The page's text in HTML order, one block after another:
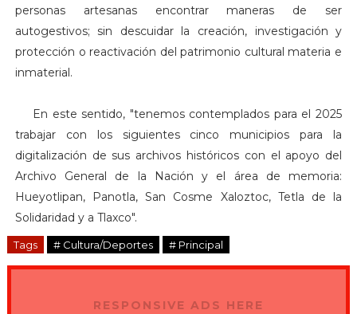
personas artesanas encontrar maneras de ser
autogestivos; sin descuidar la creación, investigación y
protección o reactivación del patrimonio cultural materia e
inmaterial.
En este sentido, "tenemos contemplados para el 2025
trabajar con los siguientes cinco municipios para la
digitalización de sus archivos históricos con el apoyo del
Archivo General de la Nación y el área de memoria:
Hueyotlipan, Panotla, San Cosme Xaloztoc, Tetla de la
Solidaridad y a Tlaxco".
Tags # Cultura/Deportes # Principal
RESPONSIVE ADS HERE